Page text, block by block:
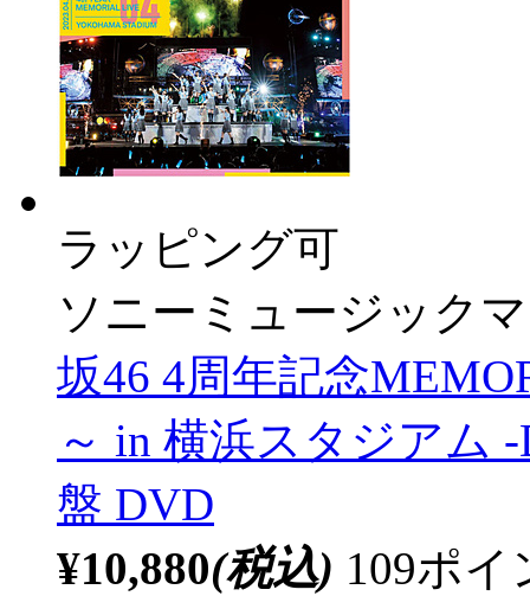
ラッピング可
ソニーミュージック
坂46 4周年記念
～ in 横浜スタジアム
盤 DVD
¥10,880(税込) 109ポ